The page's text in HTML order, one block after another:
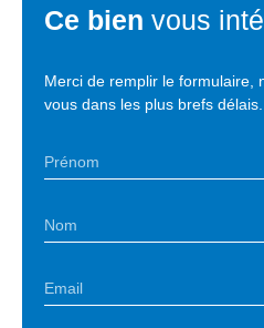
Ce bien vous
Merci de remplir le formulaire,
vous dans les plus brefs délais.
Prénom
Nom
Email